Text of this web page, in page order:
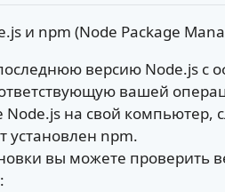
и npm (Node Package
версию Node.js с
вашей
Node.js на свой компьютер,
установлен npm.
вы можете проверить